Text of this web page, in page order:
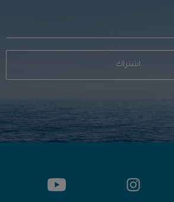
اشتراك